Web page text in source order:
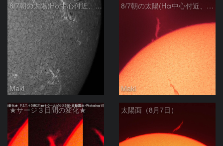
8/7朝の太陽(Hα中心付近、4498、4502付近)
Maki
8/7朝の太陽(Hα中心付近、プロミネンス)
Maki
★サージ３日間の変化★ 太陽面（8月7日）